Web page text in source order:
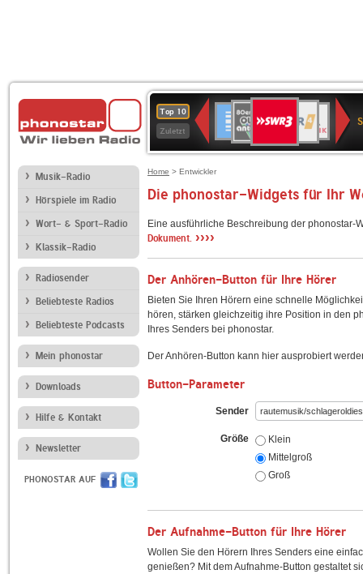
Top 10
Zuletzt
Deutschlandfunk
80er
90er
OLDIE
ANTENNE
4
KLASSIK
SWR
Kultur
NDR
2
Musik-Radio
Hörspiele im Radio
Wort- & Sport-Radio
Klassik-Radio
Radiosender
Beliebteste Radios
Beliebteste Podcasts
Mein phonostar
Downloads
Hilfe & Kontakt
Newsletter
PHONOSTAR AUF
Home > Entwickler
Die phonostar-Widgets für Ihr
Eine ausführliche Beschreibung der
Dokument. ››››
Der Anhören-Button für Ihre Hörer
Bieten Sie Ihren Hörern eine schnelle
hören, stärken gleichzeitig ihre Position in den
Ihres Senders bei phonostar.
Der Anhören-Button kann hier ausprobiert
Button-Parameter
Sender
Größe
Klein
Mittelgroß
Groß
Der Aufnahme-Button für Ihre Hörer
Wollen Sie den Hörern Ihres Senders eine
genießen? Mit dem Aufnahme-Button gestaltet